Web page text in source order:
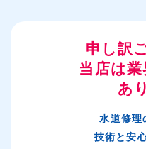
申し訳
当店は
あ
水道修理
技術と安